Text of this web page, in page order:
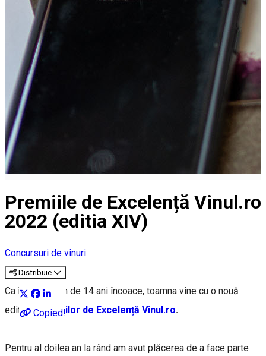
Premiile de Excelență Vinul.ro
2022 (editia XIV)
Concursuri de vinuri
Distribuie
Copied!
Ca în fiecare an de 14 ani încoace, toamna vine cu o nouă
ediție aPremiilor de Excelență Vinul.ro.
Pentru al doilea an la rând am avut plăcerea de a face parte